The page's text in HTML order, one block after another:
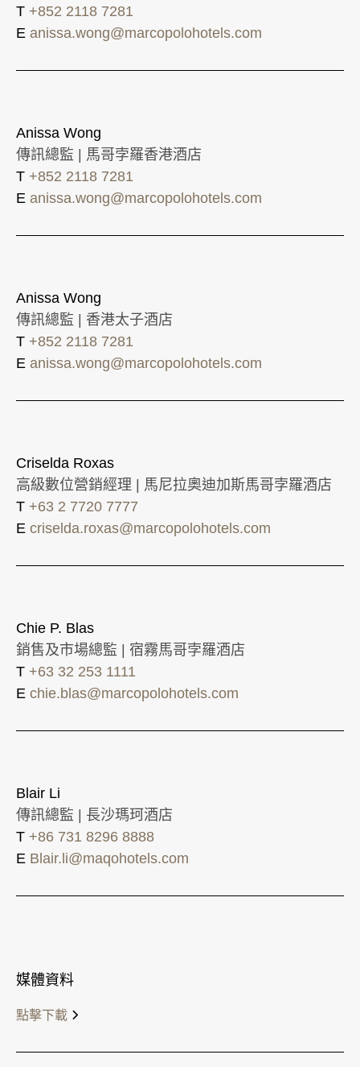
T +852 2118 7281
E anissa.wong@marcopolohotels.com
Anissa Wong
傳訊總監 | 馬哥孛羅香港酒店
T +852 2118 7281
E anissa.wong@marcopolohotels.com
Anissa Wong
傳訊總監 | 香港太子酒店
T +852 2118 7281
E anissa.wong@marcopolohotels.com
Criselda Roxas
高級數位營銷經理 | 馬尼拉奧迪加斯馬哥孛羅酒店
T +63 2 7720 7777
E criselda.roxas@marcopolohotels.com
Chie P. Blas
銷售及市場總監 | 宿霧馬哥孛羅酒店
T +63 32 253 1111
E chie.blas@marcopolohotels.com
Blair Li
傳訊總監 | 長沙瑪珂酒店
T +86 731 8296 8888
E Blair.li@maqohotels.com
媒體資料
點擊下載